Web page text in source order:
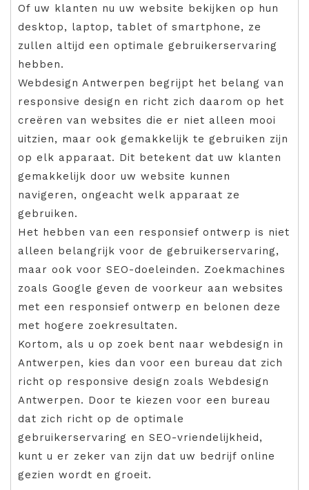
Of uw klanten nu uw website bekijken op hun
desktop, laptop, tablet of smartphone, ze
zullen altijd een optimale gebruikerservaring
hebben.
Webdesign Antwerpen begrijpt het belang van
responsive design en richt zich daarom op het
creëren van websites die er niet alleen mooi
uitzien, maar ook gemakkelijk te gebruiken zijn
op elk apparaat. Dit betekent dat uw klanten
gemakkelijk door uw website kunnen
navigeren, ongeacht welk apparaat ze
gebruiken.
Het hebben van een responsief ontwerp is niet
alleen belangrijk voor de gebruikerservaring,
maar ook voor SEO-doeleinden. Zoekmachines
zoals Google geven de voorkeur aan websites
met een responsief ontwerp en belonen deze
met hogere zoekresultaten.
Kortom, als u op zoek bent naar webdesign in
Antwerpen, kies dan voor een bureau dat zich
richt op responsive design zoals Webdesign
Antwerpen. Door te kiezen voor een bureau
dat zich richt op de optimale
gebruikerservaring en SEO-vriendelijkheid,
kunt u er zeker van zijn dat uw bedrijf online
gezien wordt en groeit.